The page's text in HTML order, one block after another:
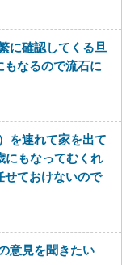
に確認してくる旦
なるので流石に
を連れて家を出て
にもなってむくれ
ておけないので
意見を聞きたい